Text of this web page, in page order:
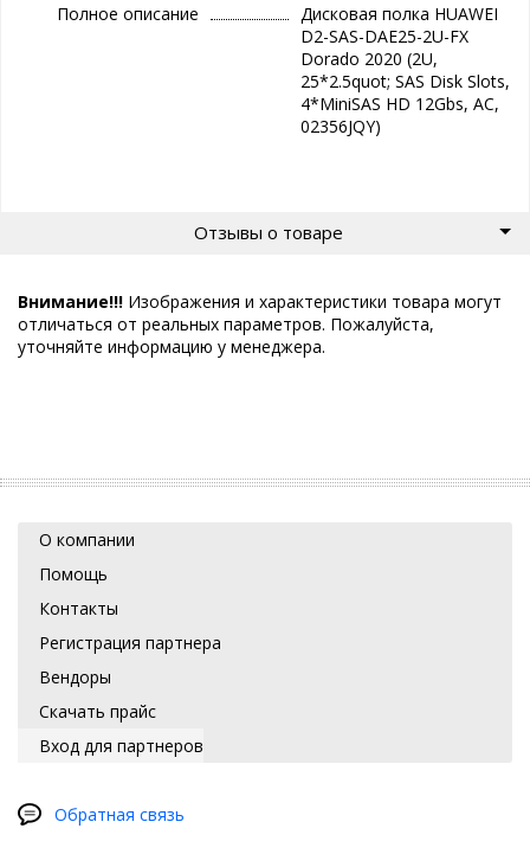
Полное описание
Дисковая полка HUAWEI
D2-SAS-DAE25-2U-FX
Dorado 2020 (2U,
25*2.5quot; SAS Disk Slots,
4*MiniSAS HD 12Gbs, AC,
02356JQY)
Отзывы о товаре
Внимание!!! Изображения и характеристики товара могут
отличаться от реальных параметров. Пожалуйста,
уточняйте информацию у менеджера.
О компании
Помощь
Контакты
Регистрация партнера
Вендоры
Скачать прайс
Вход для партнеров
Обратная связь